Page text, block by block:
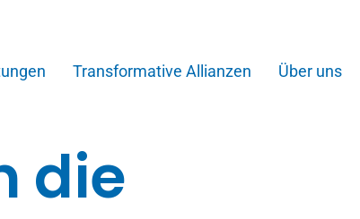
Transformative Allianzen Über uns
die